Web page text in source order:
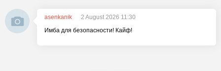
asenkanik
2 August 2026 11:30
Имба для безопасности! Кайф!